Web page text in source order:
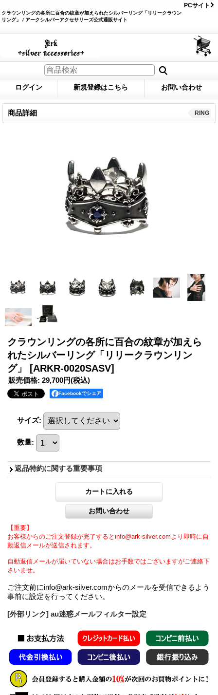
クラウンリングの各所に百合の紋章が加えられたシルバーリング「リリークラウン
リング」 / アークシルバーアクセサリーズ公式通販サイト
PCサイト
ログイン 新規登録はこちら お問い合わせ
商品詳細 RING
クラウンリングの各所に百合の紋章が加えら
れたシルバーリング「リリークラウンリン
グ」
[ARKR-0020SASV]
販売価格: 29,700円(税込)
Facebookでシェア
サイズ:
数量:
返品特約に関する重要事項
【重要】
お客様からのご注文登録が完了するとinfo@ark-silver.comより即時に自
動返信メールが送信されます。
自動返信メールが届いていない場合はお手数ではございますがご連絡下
さいませ。
ご注文前にinfo@ark-silver.comからのメールを受信できるよう
事前に設定を行ってください。
[外部リンク] au迷惑メールフィルター設定